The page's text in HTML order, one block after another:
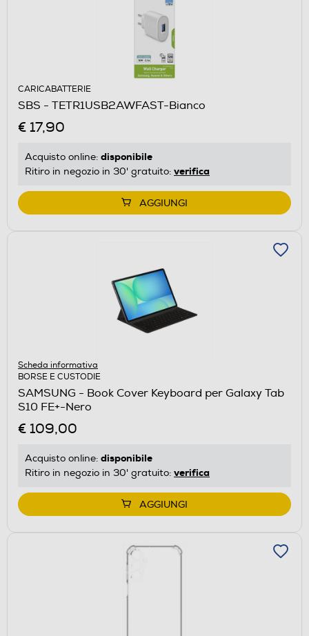
CARICABATTERIE
SBS - TETR1USB2AWFAST-Bianco
€ 17,90
Acquisto online: disponibile
Ritiro in negozio in 30' gratuito: verifica
AGGIUNGI
Scheda informativa
BORSE E CUSTODIE
SAMSUNG - Book Cover Keyboard per Galaxy Tab
S10 FE+-Nero
€ 109,00
Acquisto online: disponibile
Ritiro in negozio in 30' gratuito: verifica
AGGIUNGI